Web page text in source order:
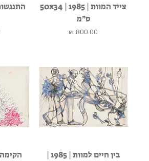
צייד המוות | 1985 | 50x34
ס״מ
מחיר
בין חיים למוות | 1985 |